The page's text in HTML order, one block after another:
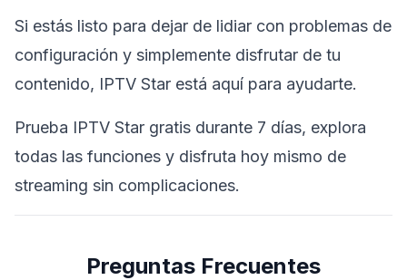
Si estás listo para dejar de lidiar con problemas de
configuración y simplemente disfrutar de tu
contenido, IPTV Star está aquí para ayudarte.
Prueba IPTV Star gratis durante 7 días, explora
todas las funciones y disfruta hoy mismo de
streaming sin complicaciones.
Preguntas Frecuentes